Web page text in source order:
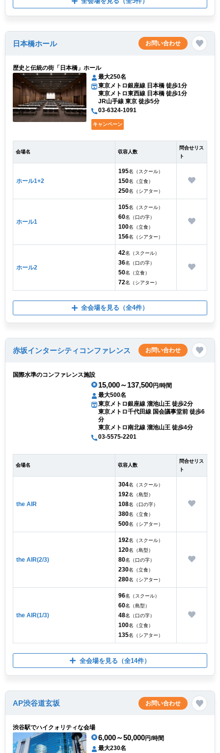
日本橋ホール お問い合わせ
歴史と伝統の街「日本橋」ホール
最大250名
東京メトロ銀座線 日本橋 徒歩1分
東京メトロ東西線 日本橋 徒歩1分
JR山手線 東京 徒歩5分
03-6324-1091
キャンペーン
会場名 収容人数
問合せリス
ト
ホール1+2
195名（スクール）
150名（立食）
250名（シアター）
ホール1
105名（スクール）
60名（口の字）
100名（立食）
156名（シアター）
ホール2
42名（スクール）
36名（口の字）
50名（立食）
72名（シアター）
全会場を見る （全4件）
赤坂インターシティコンファレンス お問い合わせ
国際水準のコンファレンス施設
15,000～137,500円/時間
最大500名
東京メトロ銀座線 溜池山王 徒歩2分
東京メトロ千代田線 国会議事堂前 徒歩6
分
東京メトロ南北線 溜池山王 徒歩4分
03-5575-2201
会場名 収容人数
問合せリス
ト
the AIR
304名（スクール）
192名（島型）
108名（口の字）
380名（立食）
500名（シアター）
the AIR(2/3)
192名（スクール）
120名（島型）
80名（口の字）
230名（立食）
280名（シアター）
the AIR(1/3)
96名（スクール）
60名（島型）
48名（口の字）
100名（立食）
135名（シアター）
全会場を見る （全14件）
AP渋谷道玄坂 お問い合わせ
渋谷駅でハイクォリティな会場
6,000～50,000円/時間
最大230名